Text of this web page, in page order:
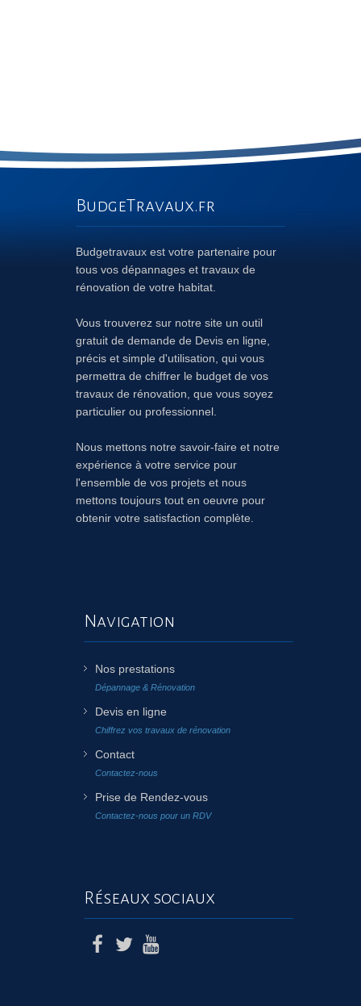
BudgeTravaux.fr
Budgetravaux est votre partenaire pour
tous vos dépannages et travaux de
rénovation de votre habitat.
Vous trouverez sur notre site un outil
gratuit de demande de Devis en ligne,
précis et simple d'utilisation, qui vous
permettra de chiffrer le budget de vos
travaux de rénovation, que vous soyez
particulier ou professionnel.
Nous mettons notre savoir-faire et notre
expérience à votre service pour
l'ensemble de vos projets et nous
mettons toujours tout en oeuvre pour
obtenir votre satisfaction complète.
Navigation
Nos prestations
Dépannage & Rénovation
Devis en ligne
Chiffrez vos travaux de rénovation
Contact
Contactez-nous
Prise de Rendez-vous
Contactez-nous pour un RDV
Réseaux sociaux